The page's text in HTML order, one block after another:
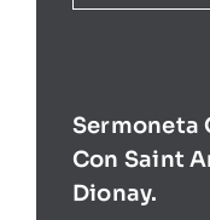
Sermoneta
Con Saint
Dionay.